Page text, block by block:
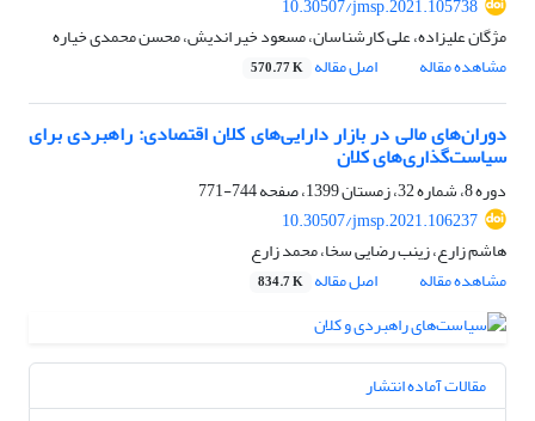
10.30507/jmsp.2021.105738
مژگان علیزاده، علی کارشناسان، مسعود خیر اندیش، محسن محمدی خیاره
مشاهده مقاله
اصل مقاله 570.77 K
دوران‌های مالی ‌در بازار دارایی‌های کلان اقتصادی: راهبردی برای
سیاستگذاریهای کلان
دوره 8، شماره 32، زمستان 1399، صفحه
744-771
10.30507/jmsp.2021.106237
هاشم زارع، زینب رضایی سخا، محمد زارع
مشاهده مقاله
اصل مقاله 834.7 K
مقالات آماده انتشار